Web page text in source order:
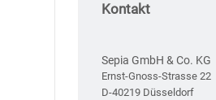
Kontakt
Sepia GmbH & Co. KG
Ernst-Gnoss-Strasse 22
D-40219 Düsseldorf